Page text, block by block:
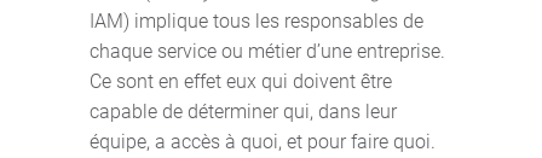
IAM) implique tous les responsables de
chaque service ou métier d’une entreprise.
Ce sont en effet eux qui doivent être
capable de déterminer qui, dans leur
équipe, a accès à quoi, et pour faire quoi.